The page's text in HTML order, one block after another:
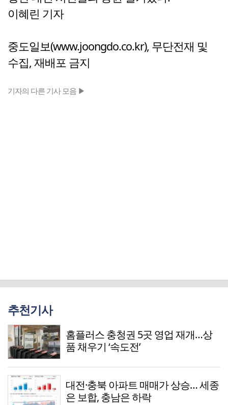
이혜린 기자
중도일보(www.joongdo.co.kr), 무단전재 및
수집, 재배포 금지
기자의 다른 기사 모음 ▶
추천기사
홈플러스 충청권 5곳 영업 재개…상
품 채우기 ‘속도전’
대전·충북 아파트 매매가 상승… 세종
은 보합, 충남은 하락